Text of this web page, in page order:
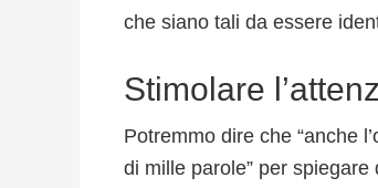
che siano tali da essere
Stimolare
Potremmo dire che “anche
di mille parole” per spiegare